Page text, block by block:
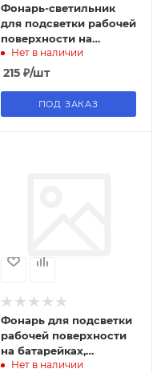
Фонарь-светильник
для подсветки рабочей
поверхности на
батарейках, двойной, с
крючком LT-W3713CL
Нет в наличии
215₽/шт
ПОД ЗАКАЗ
Фонарь для подсветки
рабочей поверхности
на батарейках,
двойной, с крючком и
Нет в наличии